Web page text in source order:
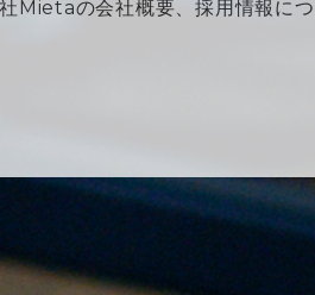
Mietaの会社概要、採用情報に